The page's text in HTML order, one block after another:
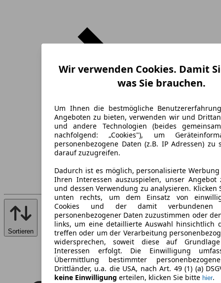
Sortieren
Wir verwenden Cookies. Damit
was Sie brauchen.
Um Ihnen die bestmögliche
Angeboten zu bieten, verwenden wir und
und andere Technologien (beides
nachfolgend: „Cookies"), um
personenbezogene Daten (z.B. IP Adressen) zu
darauf zuzugreifen.
Dadurch ist es möglich, personalisierte
Ihren Interessen auszuspielen, unser Angebot
und dessen Verwendung zu analysieren. Klicken
unten rechts, um dem Einsatz von
Cookies und der damit verbundenen
personenbezogener Daten zuzustimmen oder
links, um eine detaillierte Auswahl hinsichtlich
treffen oder um der Verarbeitung
widersprechen, soweit diese auf
Interessen erfolgt. Die Einwilligung
Übermittlung bestimmter
Drittländer, u.a. die USA, nach Art. 49 (1) (a)
keine Einwilligung erteilen, klicken Sie bitte hier.